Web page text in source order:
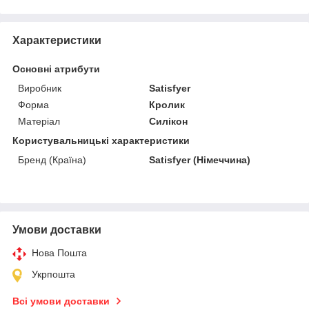
Характеристики
Основні атрибути
Виробник
Satisfyer
Форма
Кролик
Матеріал
Силікон
Користувальницькі характеристики
Бренд (Країна)
Satisfyer (Німеччина)
Умови доставки
Нова Пошта
Укрпошта
Всі умови доставки